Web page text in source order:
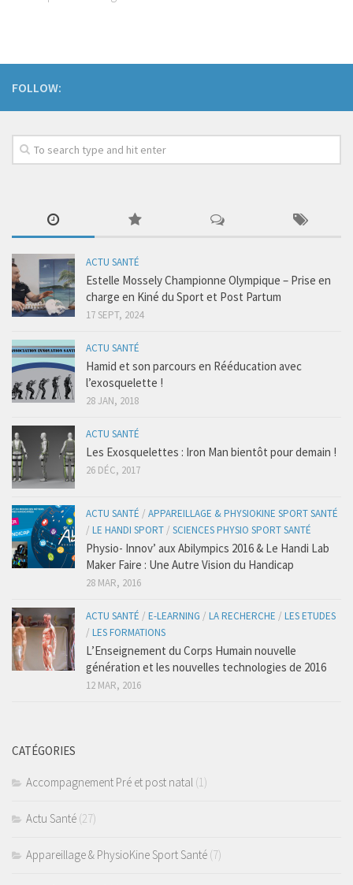
Dry Needling
Accompagnement Pré et post natal
Massages du Monde
Nutrition
Physio Kiné Sport Santé
Rachialgies
Neurologie
Traumato du sport
Musculo-squelettiques
Fractures-Entorses
Luxations
Les Pathologies Spécifiques
Handi Sport & Handicap
Actu Santé
Bien-être & Santé
Nutrition et Santé
Les Recettes
La Monodiète
FOLLOW:
ACTU SANTÉ
Estelle Mossely Championne Olympique – Prise en
charge en Kiné du Sport et Post Partum
17 SEPT, 2024
ACTU SANTÉ
Hamid et son parcours en Rééducation avec
l’exosquelette !
28 JAN, 2018
ACTU SANTÉ
Les Exosquelettes : Iron Man bientôt pour demain !
26 DÉC, 2017
ACTU SANTÉ / APPAREILLAGE & PHYSIOKINE SPORT SANTÉ
/ LE HANDI SPORT / SCIENCES PHYSIO SPORT SANTÉ
Physio- Innov’ aux Abilympics 2016 & Le Handi Lab
Maker Faire : Une Autre Vision du Handicap
28 MAR, 2016
ACTU SANTÉ / E-LEARNING / LA RECHERCHE / LES ETUDES
/ LES FORMATIONS
L’Enseignement du Corps Humain nouvelle
génération et les nouvelles technologies de 2016
12 MAR, 2016
CATÉGORIES
Accompagnement Pré et post natal (1)
Actu Santé (27)
Appareillage & PhysioKine Sport Santé (7)